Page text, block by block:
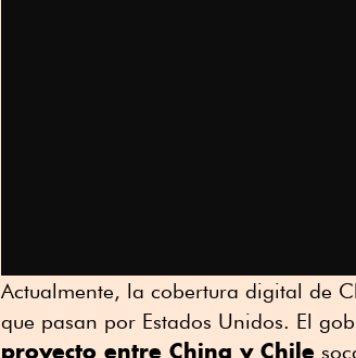
Actualmente, la cobertura digital de
que pasan por Estados Unidos. El
proyecto entre China y Chile